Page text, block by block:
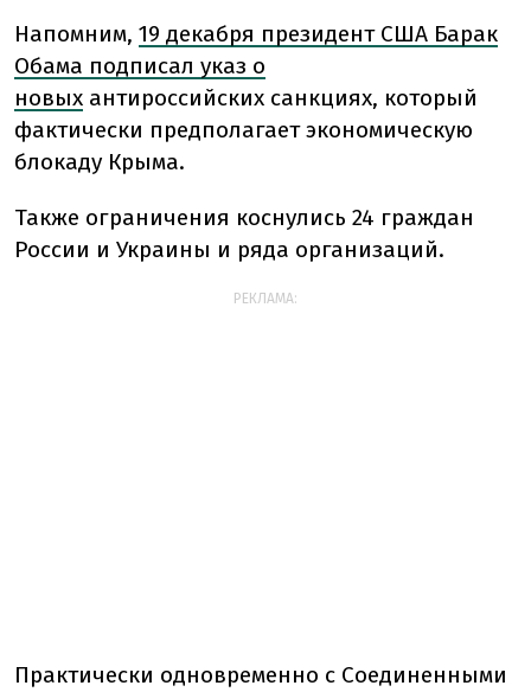
Напомним, 19 декабря президент США Барак
Обама подписал указ о
новых антироссийских санкциях, который
фактически предполагает экономическую
блокаду Крыма.
Также ограничения коснулись 24 граждан
России и Украины и ряда организаций.
РЕКЛАМА:
Практически одновременно с Соединенными